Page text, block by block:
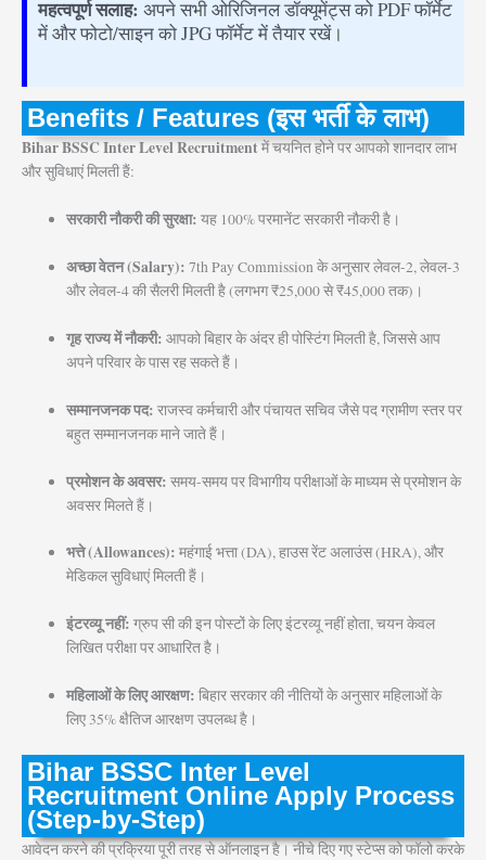
महत्वपूर्ण सलाह: अपने सभी ओरिजिनल डॉक्यूमेंट्स को PDF फॉर्मेट
में और फोटो/साइन को JPG फॉर्मेट में तैयार रखें।
Benefits / Features (इस भर्ती के लाभ)
Bihar BSSC Inter Level Recruitmentमें चयनित होने पर आपको शानदार लाभ
और सुविधाएं मिलती हैं:
सरकारी नौकरी की सुरक्षा: यह 100% परमानेंट सरकारी नौकरी है।
अच्छा वेतन (Salary): 7th Pay Commission के अनुसार लेवल-2, लेवल-3
और लेवल-4 की सैलरी मिलती है (लगभग ₹25,000 से ₹45,000 तक)।
गृह राज्य में नौकरी: आपको बिहार के अंदर ही पोस्टिंग मिलती है, जिससे आप
अपने परिवार के पास रह सकते हैं।
सम्मानजनक पद: राजस्व कर्मचारी और पंचायत सचिव जैसे पद ग्रामीण स्तर पर
बहुत सम्मानजनक माने जाते हैं।
प्रमोशन के अवसर: समय-समय पर विभागीय परीक्षाओं के माध्यम से प्रमोशन के
अवसर मिलते हैं।
भत्ते (Allowances): महंगाई भत्ता (DA), हाउस रेंट अलाउंस (HRA), और
मेडिकल सुविधाएं मिलती हैं।
इंटरव्यू नहीं: ग्रुप सी की इन पोस्टों के लिए इंटरव्यू नहीं होता, चयन केवल
लिखित परीक्षा पर आधारित है।
महिलाओं के लिए आरक्षण: बिहार सरकार की नीतियों के अनुसार महिलाओं के
लिए 35% क्षैतिज आरक्षण उपलब्ध है।
Bihar BSSC Inter Level
Recruitment Online Apply Process
(Step-by-Step)
आवेदन करने की प्रक्रिया पूरी तरह से ऑनलाइन है। नीचे दिए गए स्टेप्स को फॉलो करके